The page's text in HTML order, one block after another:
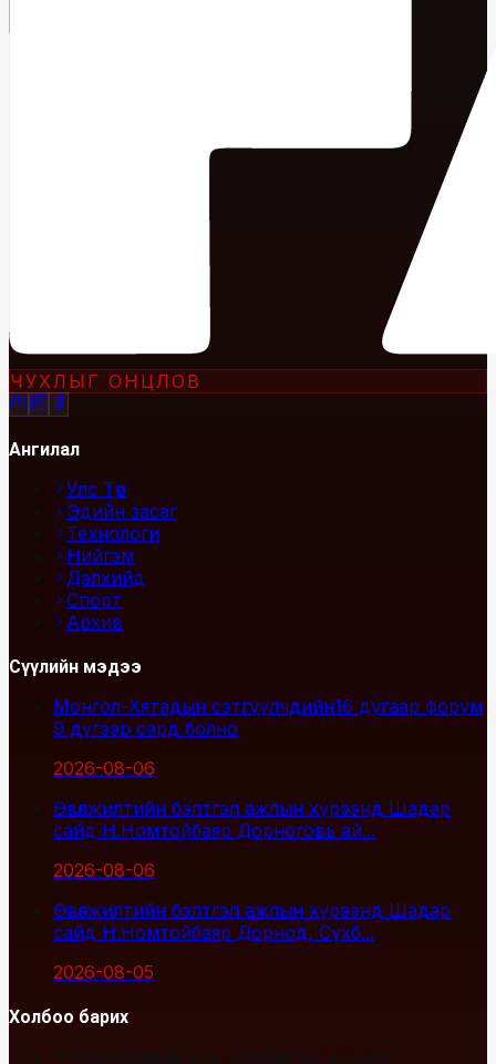
ЧУХЛЫГ ОНЦЛОВ
Ангилал
Улс Төр
Эдийн засаг
Технологи
Нийгэм
Дэлхийд
Спорт
Архив
Сүүлийн мэдээ
Монгол-Хятадын сэтгүүлчдийн16 дугаар форум
9 дүгээр сард болно
2026-08-06
Өвөлжилтийн бэлтгэл ажлын хүрээнд Шадар
сайд Н.Номтойбаяр Дорноговь ай...
2026-08-06
Өвөлжилтийн бэлтгэл ажлын хүрээнд Шадар
сайд Н.Номтойбаяр Дорнод, Сүхб...
2026-08-05
Холбоо барих